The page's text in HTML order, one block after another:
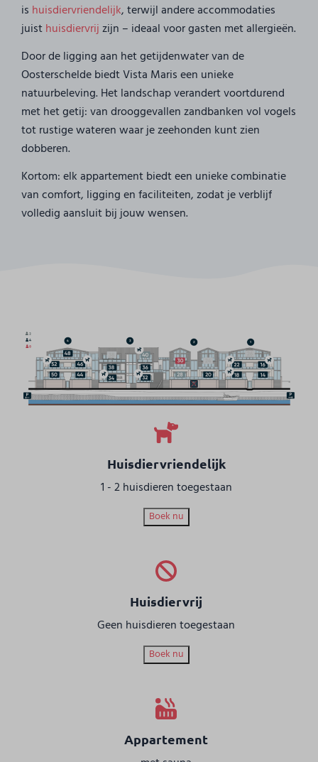
is huisdiervriendelijk, terwijl andere accommodaties
juisthuisdiervrijzijn – ideaal voor gasten met allergieën.
Door de ligging aan het getijdenwater van de
Oosterschelde biedt Vista Maris een unieke
natuurbeleving. Het landschap verandert voortdurend
met het getij: van drooggevallen zandbanken vol vogels
tot rustige wateren waar je zeehonden kunt zien
dobberen.
Kortom: elk appartement biedt een unieke combinatie
van comfort, ligging en faciliteiten, zodat je verblijf
volledig aansluit bij jouw wensen.
Huisdiervriendelijk
1 - 2 huisdieren toegestaan
Boek nu
Huisdiervrij
Geen huisdieren toegestaan
Boek nu
Appartement